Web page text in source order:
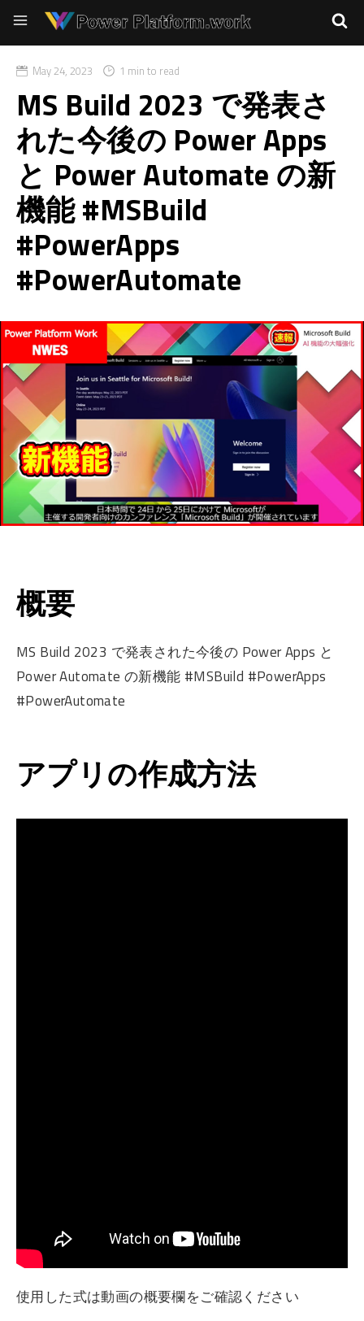
May 24, 2023 1 min to read
MS Build 2023 で発表さ
れた今後の Power Apps
と Power Automate の新
機能 #MSBuild
#PowerApps
#PowerAutomate
概要
MS Build 2023 で発表された今後の Power Apps と
Power Automate の新機能 #MSBuild #PowerApps
#PowerAutomate
アプリの作成方法
使用した式は動画の概要欄をご確認ください